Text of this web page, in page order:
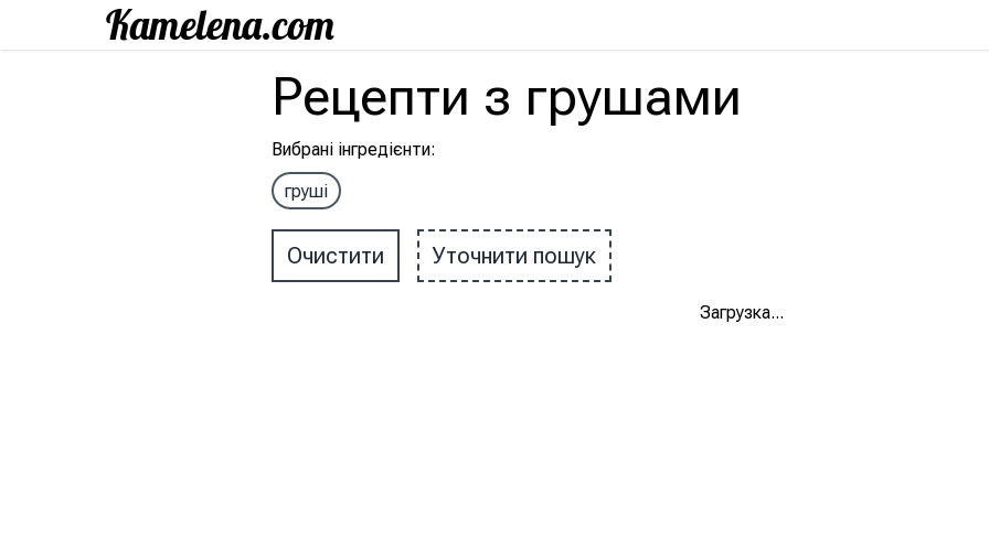
Рецепти з грушами
Вибрані інгредієнти:
груші
Очистити Уточнити пошук
Загрузка...